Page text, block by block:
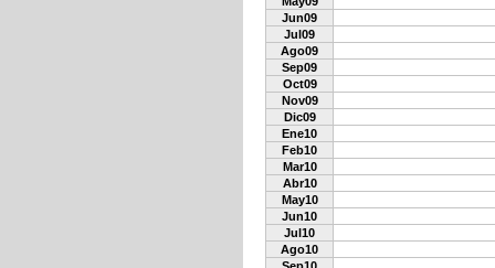
Jun09
Jul09
Ago09
Sep09
Oct09
Nov09
Dic09
Ene10
Feb10
Mar10
Abr10
May10
Jun10
Jul10
Ago10